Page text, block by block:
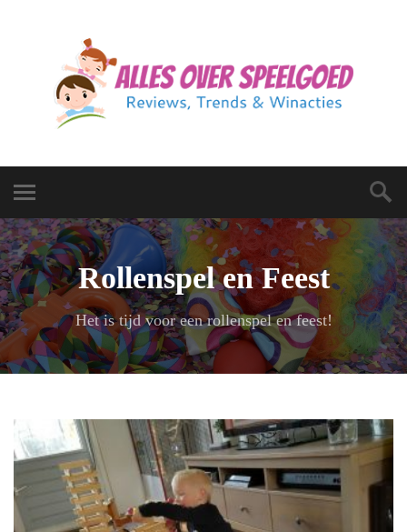
Rollenspel en Feest
Het is tijd voor een rollenspel en feest!